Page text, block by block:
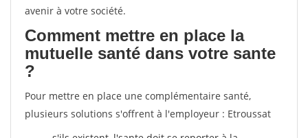
avenir à votre société.
Comment mettre en place la
mutuelle santé dans votre sante
?
Pour mettre en place une complémentaire santé,
plusieurs solutions s'offrent à l'employeur : Etroussat